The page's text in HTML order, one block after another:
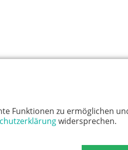
Funktionen zu ermöglichen
widersprechen.